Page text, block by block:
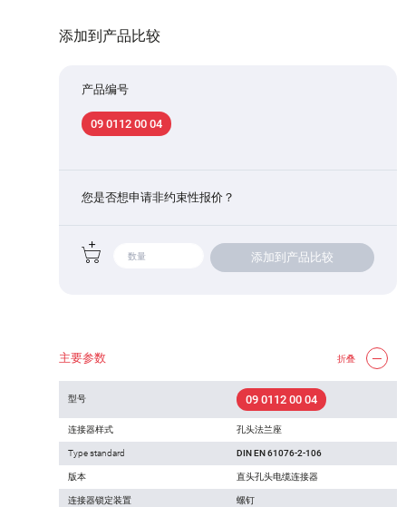
添加到产品比较
产品编号
09 0112 00 04
您是否想申请非约束性报价？
添加到产品比较
主要参数 折叠
型号 09 0112 00 04
连接器样式 孔头法兰座
Type standard DIN EN 61076-2-106
版本 直头孔头电缆连接器
连接器锁定装置 螺钉